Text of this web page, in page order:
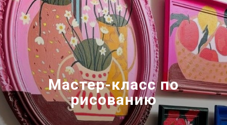
Мастер-класс по
рисованию